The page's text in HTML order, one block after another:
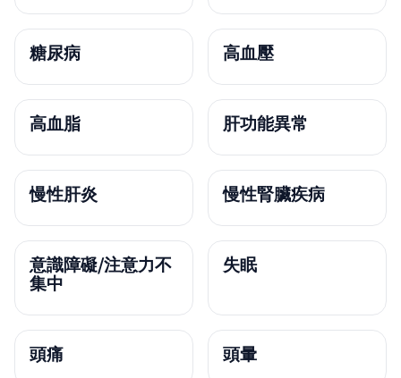
糖尿病 高血壓
高血脂 肝功能異常
慢性肝炎 慢性腎臟疾病
意識障礙/注意力不
集中
失眠
頭痛 頭暈